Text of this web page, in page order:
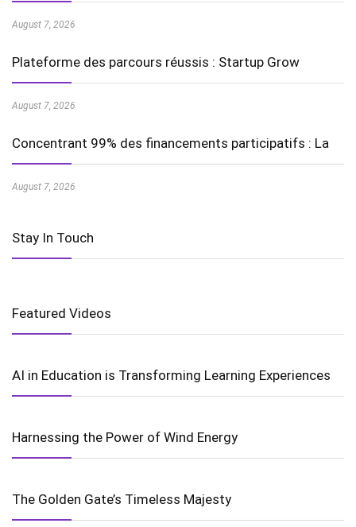
August 7, 2026
Plateforme des parcours réussis : Startup Grow
August 7, 2026
Concentrant 99% des financements participatifs : La
August 7, 2026
Stay In Touch
Featured Videos
AI in Education is Transforming Learning Experiences
Harnessing the Power of Wind Energy
The Golden Gate’s Timeless Majesty